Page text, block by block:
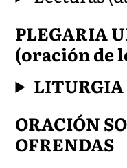
PLEGARIA
(oración de
ORACIÓN
OFRENDAS